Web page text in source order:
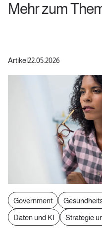
Mehr zum
Artikel22.05.2026
Government
Daten und KI
Strategie